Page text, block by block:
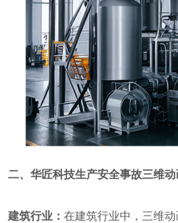
二、 华匠科技生产安全事故三维动
建筑行业： 在建筑行业中，三维